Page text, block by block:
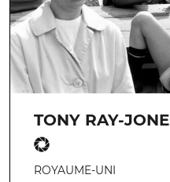
TONY RAY-
ROYAUME-UNI